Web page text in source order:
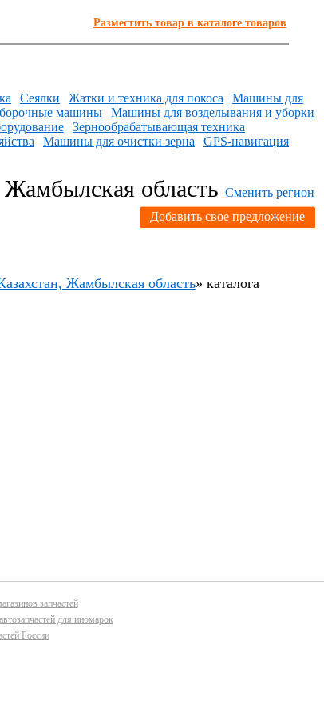
Разместить товар в каталоге товаров
Сеялки Жатки и техника для покоса
Машины для
машины
Машины для возделывания и уборки
Зернообрабатывающая техника
Машины для очистки зерна
GPS-навигация
область Сменить регион
Добавить свое предложение
Жамбылская область» каталога
запчастей
для иномарок
России